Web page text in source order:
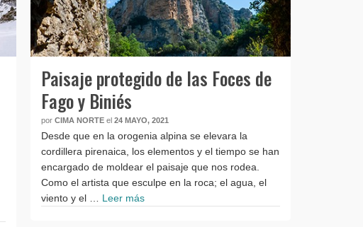
Paisaje protegido de las Foces de
Fago y Biniés
porCIMA NORTE el24 MAYO, 2021
Desde que en la orogenia alpina se elevara la
cordillera pirenaica, los elementos y el tiempo se han
encargado de moldear el paisaje que nos rodea.
Como el artista que esculpe en la roca; el agua, el
viento y el … Leer más